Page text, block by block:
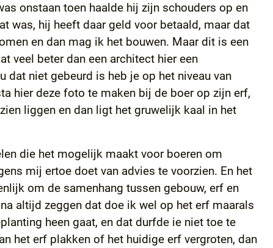
onstaan toen haalde hij zijn schouders op en
was, hij heeft daar geld voor betaald, maar dat
en dan mag ik het bouwen. Maar dit is een
veel beter dan een architect hier een
dat niet gebeurd is heb je op het niveau van
hier deze foto te maken bij de boer op zijn erf,
liggen en dan ligt het gruwelijk kaal in het
die het mogelijk maakt voor boeren om
mij ertoe doet van advies te voorzien. En het
om de samenhang tussen gebouw, erf en
altijd zeggen dat doe ik wel op het erf maarals
heen gaat, en dat durfde ie niet toe te
het erf plakken of het huidige erf vergroten, dan